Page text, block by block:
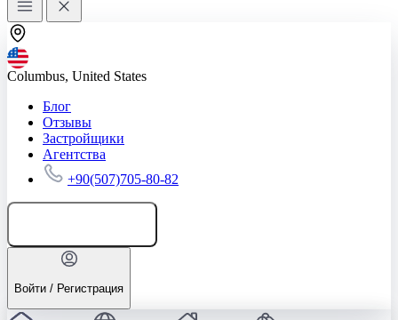
Columbus, United States
Блог
Отзывы
Застройщики
Агентства
+90(507)705-80-82
Войти / Регистрация